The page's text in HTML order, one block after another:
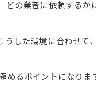
の業者に依頼するか
した環境に合わせて
めるポイントになりま